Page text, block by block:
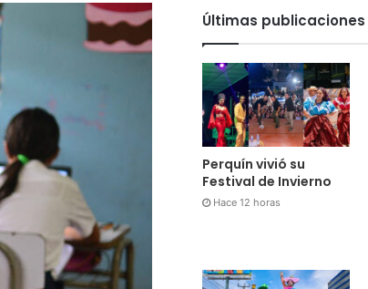
Últimas publicaciones
Perquín vivió su
Festival de Invierno
Hace 12 horas